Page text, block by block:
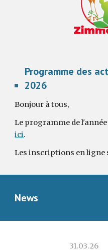
Programme des
2026
Bonjour à tous,
Le programme de
ici.
Les inscriptions en ligne
News
31.03.26